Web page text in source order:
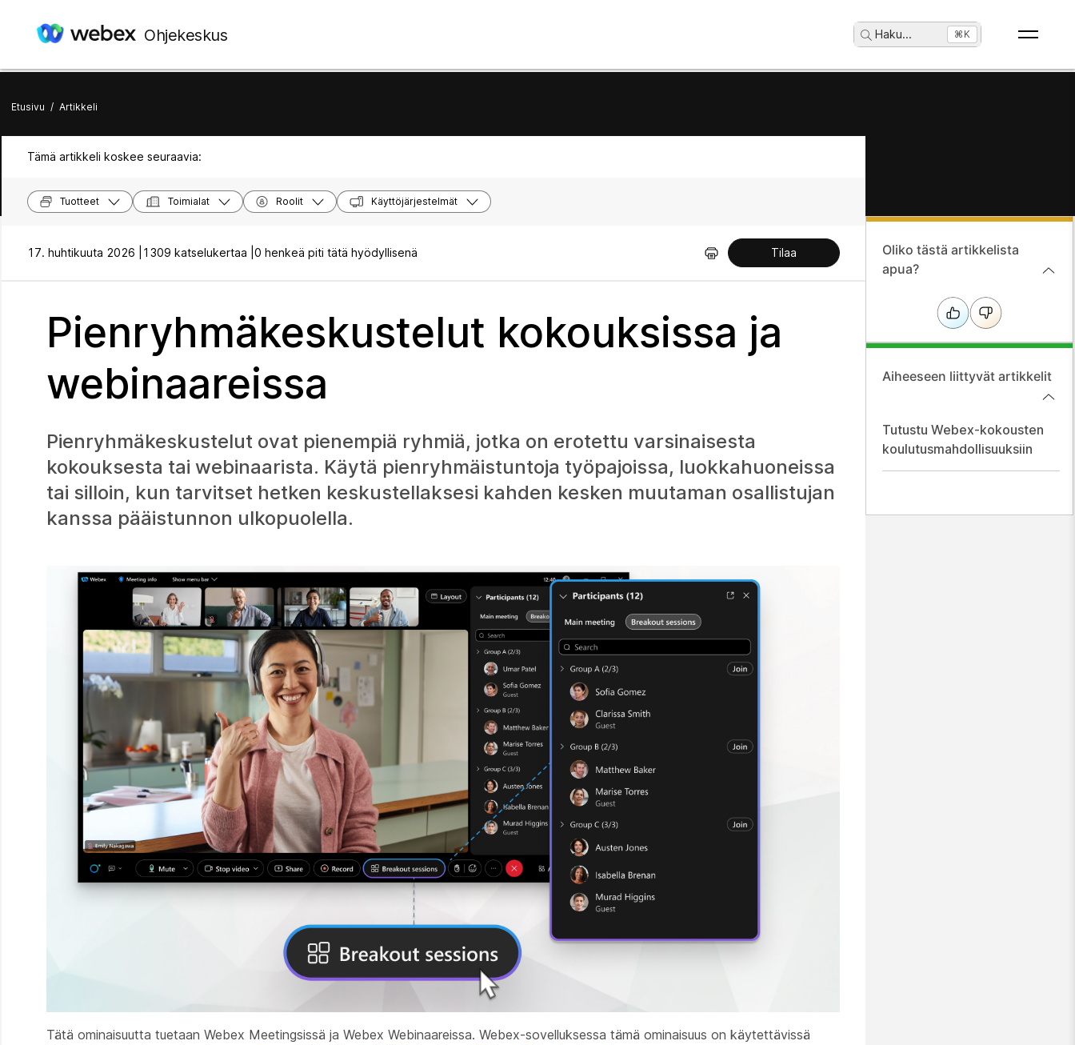
Ohjekeskus Haku... ⌘K
Etusivu / Artikkeli
Tämä artikkeli koskee seuraavia:
Tuotteet Toimialat Roolit Käyttöjärjestelmät
17. huhtikuuta 2026 | 1309 katselukertaa | 0 henkeä piti tätä hyödyllisenä Tilaa
Pienryhmäkeskustelut kokouksissa ja
webinaareissa
Pienryhmäkeskustelut ovat pienempiä ryhmiä, jotka on erotettu varsinaisesta
kokouksesta tai webinaarista. Käytä pienryhmäistuntoja työpajoissa, luokkahuoneissa
tai silloin, kun tarvitset hetken keskustellaksesi kahden kesken muutaman osallistujan
kanssa pääistunnon ulkopuolella.
Tätä ominaisuutta tuetaan Webex Meetingsissä ja Webex Webinaareissa. Webex-sovelluksessa tämä ominaisuus on käytettävissä
Oliko tästä artikkelista
apua?
Aiheeseen liittyvät artikkelit
Tutustu Webex-kokousten
koulutusmahdollisuuksiin